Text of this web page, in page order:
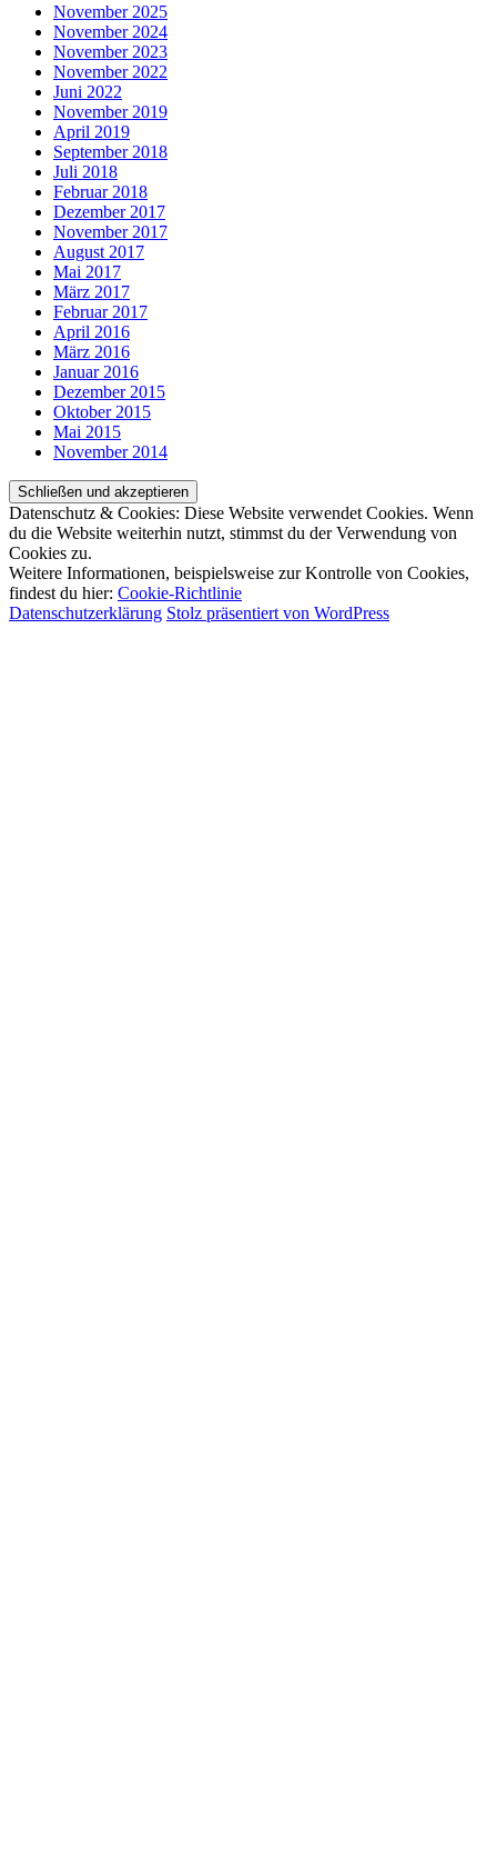
November 2025
November 2024
November 2023
November 2022
Juni 2022
November 2019
April 2019
September 2018
Juli 2018
Februar 2018
Dezember 2017
November 2017
August 2017
Mai 2017
März 2017
Februar 2017
April 2016
März 2016
Januar 2016
Dezember 2015
Oktober 2015
Mai 2015
November 2014
Datenschutz & Cookies: Diese Website verwendet Cookies. Wenn
du die Website weiterhin nutzt, stimmst du der Verwendung von
Cookies zu.
Weitere Informationen, beispielsweise zur Kontrolle von Cookies,
findest du hier: Cookie-Richtlinie
Datenschutzerklärung Stolz präsentiert von WordPress